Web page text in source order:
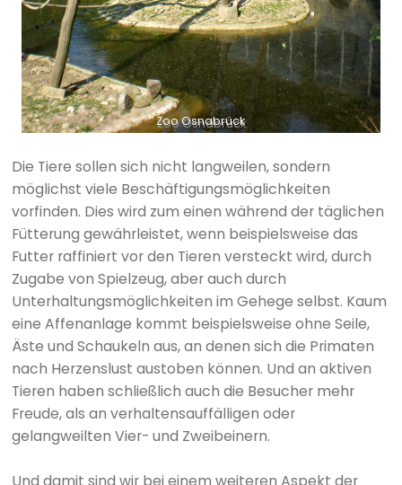
Zoo Osnabrück
Die Tiere sollen sich nicht langweilen, sondern
möglichst viele Beschäftigungsmöglichkeiten
vorfinden. Dies wird zum einen während der täglichen
Fütterung gewährleistet, wenn beispielsweise das
Futter raffiniert vor den Tieren versteckt wird, durch
Zugabe von Spielzeug, aber auch durch
Unterhaltungsmöglichkeiten im Gehege selbst. Kaum
eine Affenanlage kommt beispielsweise ohne Seile,
Äste und Schaukeln aus, an denen sich die Primaten
nach Herzenslust austoben können. Und an aktiven
Tieren haben schließlich auch die Besucher mehr
Freude, als an verhaltensauffälligen oder
gelangweilten Vier- und Zweibeinern.